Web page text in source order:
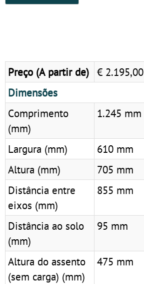
Preço (A partir de) € 2.195,00
Dimensões
Comprimento
(mm)
1.245 mm
Largura (mm)
610 mm
Altura (mm)
705 mm
Distância entre
eixos (mm)
855 mm
Distância ao solo
(mm)
95 mm
Altura do assento
(sem carga) (mm)
475 mm